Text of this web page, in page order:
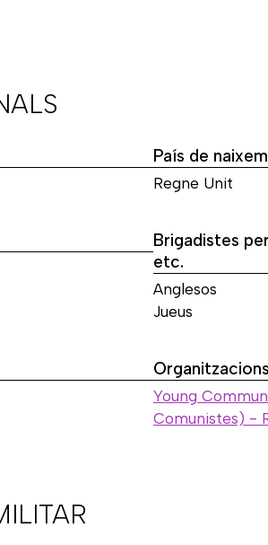
País de
Regne Unit
Brigadistes
etc.
Anglesos
Jueus
Young
Comunistes) -